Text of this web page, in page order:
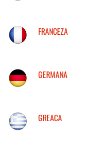
FRANCEZA
GERMANA
GREACA